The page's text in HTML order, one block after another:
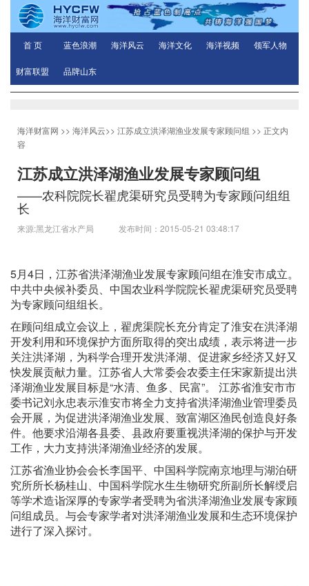
首 页 蓝色浪潮 海洋风云 海洋文化 海洋视频 领军人物
财富联盟 品牌山东
海洋财富网 >> 海洋风云>> 江苏成立洪泽湖渔业发展专家顾问组 >> 正文内
容
江苏成立洪泽湖渔业发展专家顾问组
——农科院院长翟虎渠研究员受聘为专家顾问组组
长
来源:黑龙江省水产局 发布时间：2015-05-21 03:48:17
5月4日，江苏省洪泽湖渔业发展专家顾问组在淮安市成立。
中共中央候补委员、中国农业科学院院长翟虎渠研究员受聘
为专家顾问组组长。
在顾问组成立会议上，翟虎渠院长充分肯定了淮安在洪泽湖
开发利用和环境保护方面所取得的突出成绩，表示将进一步
关注洪泽湖，为科学合理开发洪泽湖、促进家乡经济又好又
快发展贡献力量。江苏省人大常委会农委主任宋家新提出洪
泽湖渔业发展目标是“水清、鱼多、民富”。 江苏省淮安市市
委书记刘永忠表示淮安市将全力支持省洪泽湖渔业管理委员
会开展，为促进洪泽湖渔业发展、致富湖区渔民创造良好条
件。他要求沿湖各县委、县政府要重视洪泽湖的保护与开发
工作，大力支持洪泽湖渔业经济的发展。
江苏省渔业协会会长李国平、中国科学院南京地理与湖泊研
究所所长杨桂山、中国科学院水生生物研究所副所长解绶启
等学术造诣深厚的专家学者受聘为省洪泽湖渔业发展专家顾
问组成员。与会专家学者对洪泽湖渔业发展和生态环境保护
进行了深入探讨。